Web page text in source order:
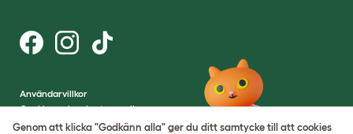
Användarvillkor
Cookies och sekretesspolicy
Cookie Settings
Genom att klicka "Godkänn alla" ger du ditt samtycke till att cookies